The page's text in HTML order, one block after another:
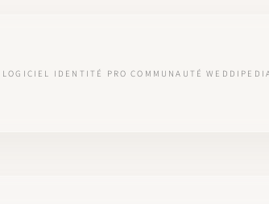
LOGICIEL IDENTITÉ PRO COMMUNAUTÉ